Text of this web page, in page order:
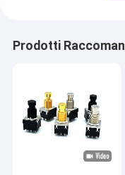
Prodotti